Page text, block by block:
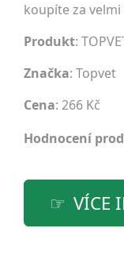
koupíte za
Produkt:
Značka: Topvet
Cena: 266 Kč
Hodnocení
VÍCE